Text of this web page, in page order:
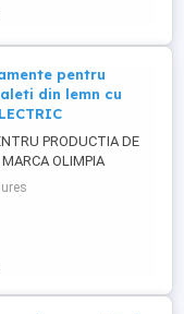
pentru
din lemn cu
PRODUCTIA DE
OLIMPIA
CU CICLU
IN CUIE PALLETS
Un sistem conceput
paleți în volum mare,
manipularea